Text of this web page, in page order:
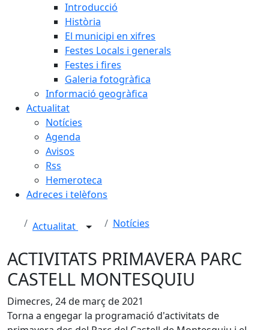
Introducció
Història
El municipi en xifres
Festes Locals i generals
Festes i fires
Galeria fotogràfica
Informació geogràfica
Actualitat
Notícies
Agenda
Avisos
Rss
Hemeroteca
Adreces i telèfons
Actualitat Notícies
ACTIVITATS PRIMAVERA PARC
CASTELL MONTESQUIU
Dimecres, 24 de març de 2021
Torna a engegar la programació d'activitats de